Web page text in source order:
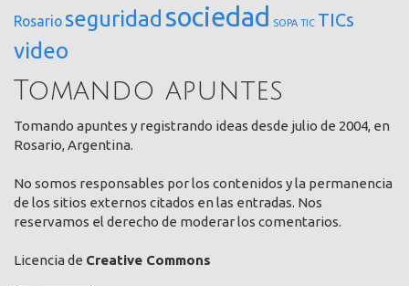
Rosario seguridad sociedad SOPA TIC TICs
video
Tomando apuntes
Tomando apuntes y registrando ideas desde julio de 2004, en
Rosario, Argentina.
No somos responsables por los contenidos y la permanencia
de los sitios externos citados en las entradas. Nos
reservamos el derecho de moderar los comentarios.
Licencia de Creative Commons